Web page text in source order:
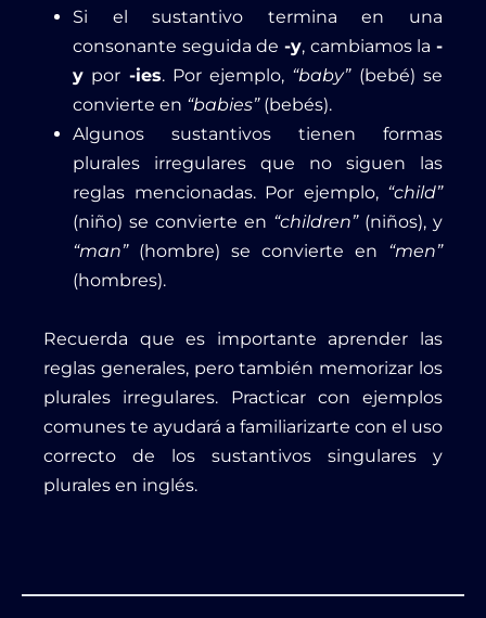
Si el sustantivo termina en una
consonante seguida de -y, cambiamos la -
y por -ies. Por ejemplo, “baby”(bebé) se
convierte en “babies”(bebés).
Algunos sustantivos tienen formas
plurales irregulares que no siguen las
reglas mencionadas. Por ejemplo, “child”
(niño) se convierte en “children”(niños), y
“man”(hombre) se convierte en “men”
(hombres).
Recuerda que es importante aprender las
reglas generales, pero también memorizar los
plurales irregulares. Practicar con ejemplos
comunes te ayudará a familiarizarte con el uso
correcto de los sustantivos singulares y
plurales en inglés.